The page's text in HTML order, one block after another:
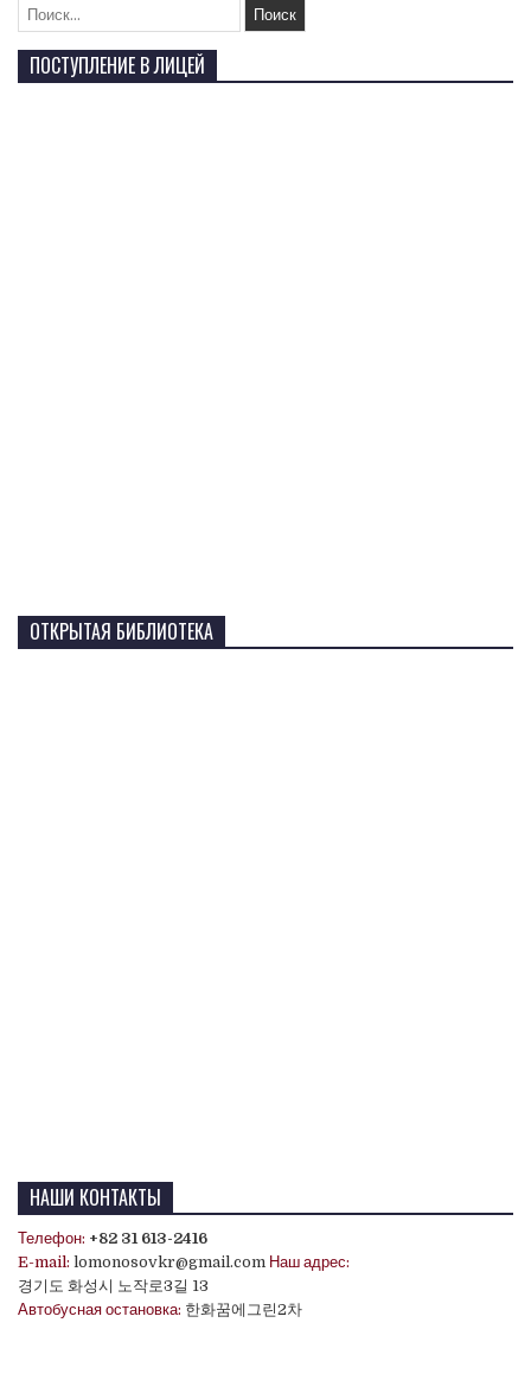
ПОСТУПЛЕНИЕ В ЛИЦЕЙ
ОТКРЫТАЯ БИБЛИОТЕКА
НАШИ КОНТАКТЫ
Телефон: +82 31 613-2416
E-mail: lomonosovkr@gmail.com Наш адрес:
경기도 화성시 노작로3길 13
Автобусная остановка: 한화꿈에그린2차